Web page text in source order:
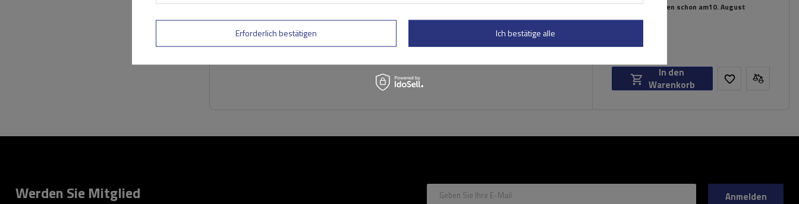
Wir versenden schon am10. August
In den
Warenkorb
Werden Sie Mitglied Geben Sie Ihre E-Mail Anmelden
Erforderlich bestätigen Ich bestätige alle